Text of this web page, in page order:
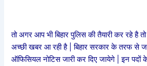
तो अगर आप भी बिहार पुलिस की तैयारी कर रहे है
अच्छी खबर आ रही है | बिहार सरकार के तरफ से
ऑफिसियल नोटिस जारी कर दिए जायेगे | इन